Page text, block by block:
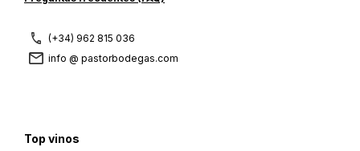
(+34) 962 815 036
info @ pastorbodegas.com
Top vinos